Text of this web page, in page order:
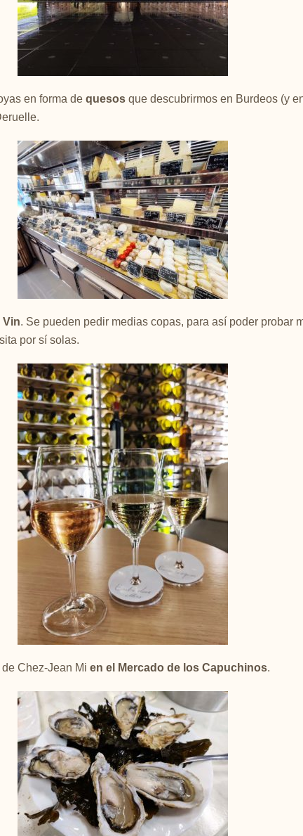
en forma de quesosque descubrirmos en Burdeos (y
Vin. Se pueden pedir medias copas, para así poder probar
por sí solas.
Chez-Jean Mi en el Mercado de los Capuchinos.